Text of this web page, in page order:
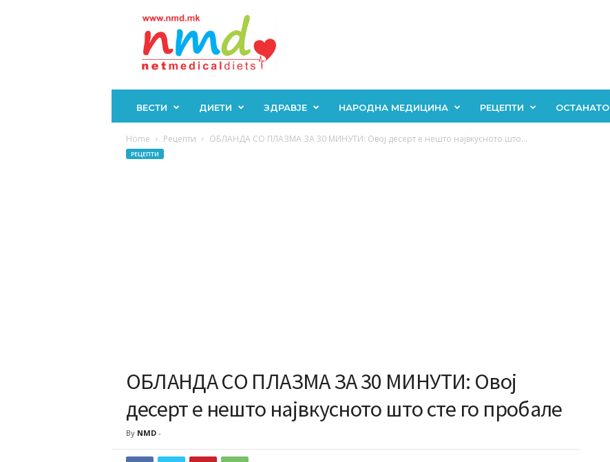
ВЕСТИ ДИЕТИ ЗДРАВЈЕ НАРОДНА МЕДИЦИНА РЕЦЕПТИ ОСТАНАТО
Home Рецепти ОБЛАНДА СО ПЛАЗМА ЗА 30 МИНУТИ: Овој десерт е нешто највкусното што...
РЕЦЕПТИ
ОБЛАНДА СО ПЛАЗМА ЗА 30 МИНУТИ: Овој
десерт е нешто највкусното што сте го пробале
By NMD-